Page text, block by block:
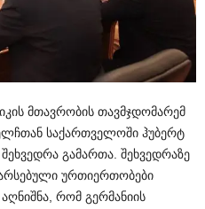
მთავრობის თავმჯდომარემ
საქართველოში ჰუბერტ
გამართა. შეხვედრაზე
ურთიერთობები
რომ გერმანიის